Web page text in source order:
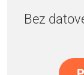
Bez